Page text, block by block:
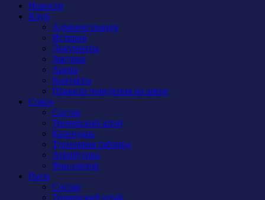
Новости
Клуб
Администрация
История
Документы
Закупки
Арена
Контакты
Правила поведения на арене
Сокол
Состав
Тренерский штаб
Календарь
Турнирная таблица
Атрибутика
Фан-сектор
Рыси
Состав
Тренерский штаб